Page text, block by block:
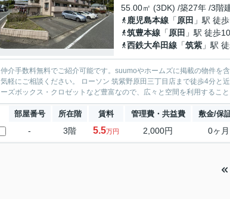
55.00㎡ (3DK) /築27年 /3階
鹿児島本線 「原田 」駅 徒
筑豊本線 「原田 」駅 徒歩
西鉄大牟田線 「筑紫」駅
仲介手数料無料でご紹介可能です。suumoやホームズに掲載の物件を
気軽にご相談ください。 ローソン 筑紫野原田三丁目店まで徒歩4分と
ーズボックス・クロゼットなど豊富なので、広々と空間を利用するこ
部屋番号 所在階 賃料 管理費・共益費 敷金/保
- 3階 5.5万円 2,000円 0ヶ月